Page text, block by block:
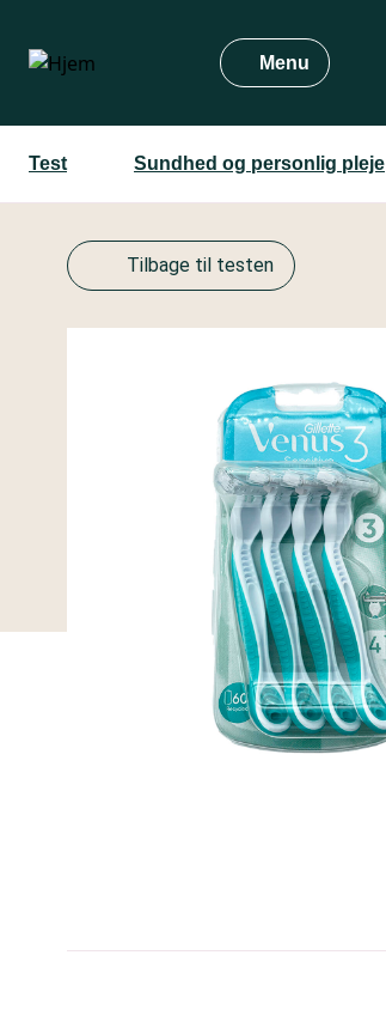
hovedindhold
Menu
Test Sundhed og personlig pleje
Tilbage til testen